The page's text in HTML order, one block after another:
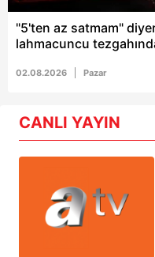
"5'ten az satmam"
lahmacuncu
02.08.2026 Pazar
CANLI YAYIN